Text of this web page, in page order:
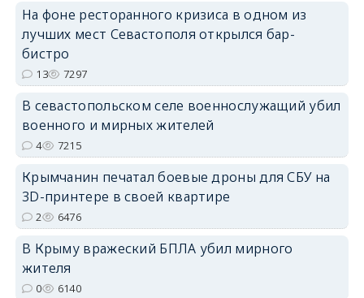
erid: 2SDnjdvhGXG
На фоне ресторанного кризиса в одном из
лучших мест Севастополя открылся бар-
бистро
13 7297
В севастопольском селе военнослужащий убил
военного и мирных жителей
4 7215
Крымчанин печатал боевые дроны для СБУ на
3D-принтере в своей квартире
2 6476
В Крыму вражеский БПЛА убил мирного
жителя
0 6140